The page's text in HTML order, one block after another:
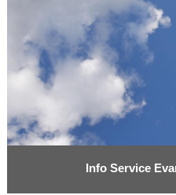
Info Service